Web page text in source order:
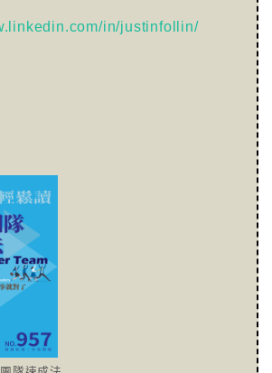
in/justinfollin/